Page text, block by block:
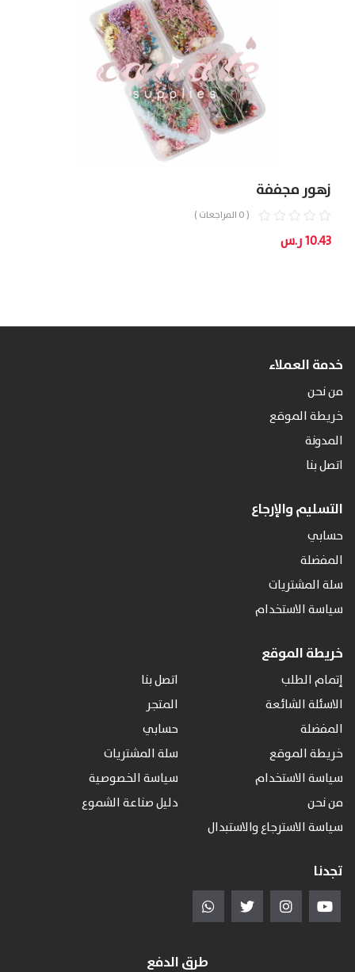
search
زهور مجففة
( 0 المراجعات )
10.43ر.س
خدمة العملاء
من نحن
خريطة الموقع
المدونة
اتصل بنا
التسليم والإرجاع
حسابي
المفضلة
سلة المشتريات
سياسة الاستخدام
خريطة الموقع
إتمام الطلب
اتصل بنا
الاسئلة الشائعة
المتجر
المفضلة
حسابي
خريطة الموقع
سلة المشتريات
سياسة الاستخدام
سياسة الخصوصية
من نحن
دليل صناعة الشموع
سياسة الاسترجاع والاستبدال
تجدنا
طرق الدفع